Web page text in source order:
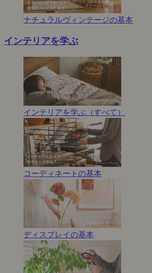
ナチュラルヴィンテージの基本
インテリアを学ぶ
インテリアを学ぶ（すべて）
コーディネートの基本
ディスプレイの基本